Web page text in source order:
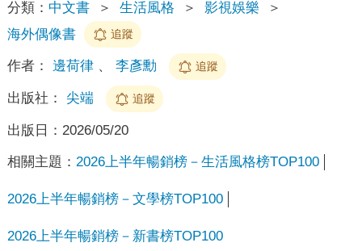
分類： 中文書 ＞ 生活風格 ＞ 影視娛樂
＞
海外偶像書
追蹤
作者： 邊荷律、 李彥勳 追蹤
出版社： 尖端 追蹤
出版日： 2026/05/20
相關主題： 2026上半年暢銷榜－生活風格榜TOP100
2026上半年暢銷榜－文學榜TOP100
2026上半年暢銷榜－新書榜TOP100